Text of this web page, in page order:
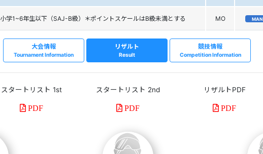
小学1~6年生以下（SAJ-B級）＊ポイントスケールはB級未満とする MO MAN
大会情報
Tournament Information
リザルト
Result
競技情報
Competition Information
スタートリスト 1st
PDF
スタートリスト 2nd
PDF
リザルトPDF
PDF